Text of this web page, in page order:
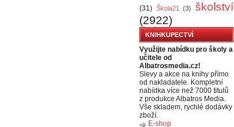
(31) Škola21 (3)
školství
(2922)
KNIHKUPECTVÍ
Využijte nabídku pro školy a
učitele od
Albatrosmedia.cz!
Slevy a akce na knihy přímo
od nakladatele. Kompletní
nabídka více než 7000 titulů
z produkce Albatros Media.
Vše skladem, rychlé dodávky
zboží.
E-shop